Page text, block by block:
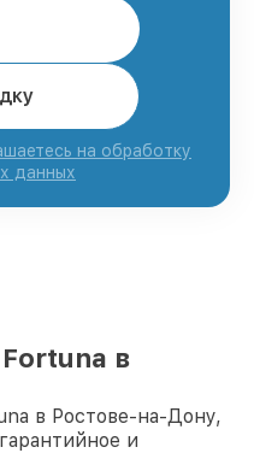
на обработку
данных
в
в Ростове-на-Дону,
и